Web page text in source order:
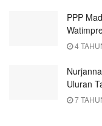
PPP
4
Uluran
7